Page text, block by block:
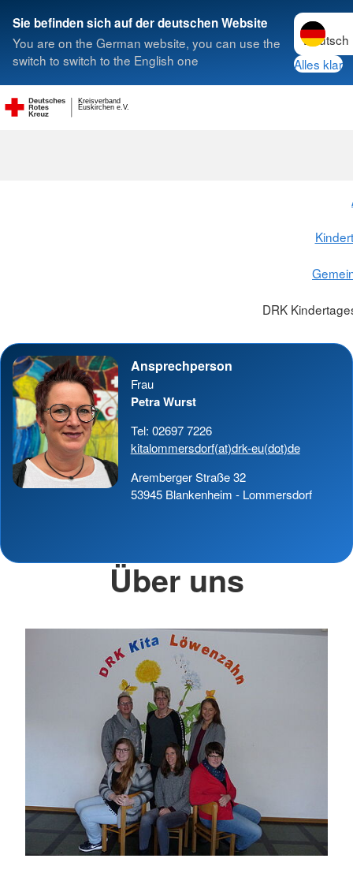
Sie befinden sich auf der deutschen Website
You are on the German website, you can use the
switch to switch to the English one
Sprache
Alles klar
Euskirchen e.V.
Kreisverband
Suche
DRK
Ansprechperson
Frau
Petra Wurst
Tel: 02697 7226
kitalommersdorf(at)drk-eu(dot)de
Aremberger Straße 32
53945 Blankenheim - Lommersdorf
Über uns